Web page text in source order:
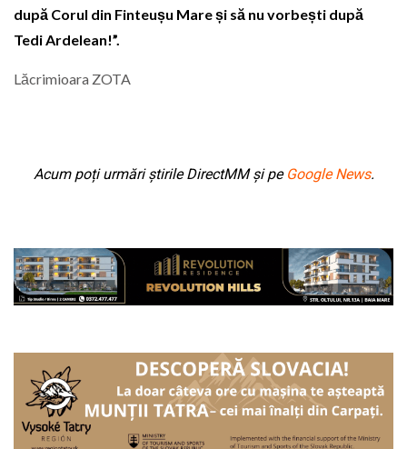
după Corul din Finteușu Mare și să nu vorbești după
Tedi Ardelean!”.
Lăcrimioara ZOTA
Acum poți urmări știrile DirectMM și pe Google News.